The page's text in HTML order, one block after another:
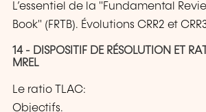
L’essentiel de la "Fundamental
Book" (FRTB). Évolutions CRR2 et
14 - DISPOSITIF DE RÉSOLUTION ET
MREL
Le ratio TLAC:
Objectifs.